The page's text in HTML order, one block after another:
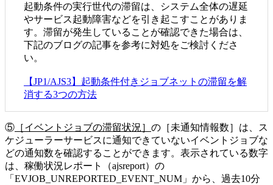
起動条件の実行世代の滞留は、システム全体の遅延
やサービス起動障害などを引き起こすことがありま
す。滞留が発生していることが確認できた場合は、
下記のブログの記事を参考に対処をご検討くださ
い。
【JP1/AJS3】起動条件付きジョブネットの滞留を解
消する3つの方法
⑤ ［イベントジョブの滞留状況］ の［未通知情報数］は、ス
ケジューラーサービスに通知できていないイベントジョブな
どの通知数を確認することができます。表示されている数字
は、稼働状況レポート（ajsreport）の
「EVJOB_UNREPORTED_EVENT_NUM」から、過去10分